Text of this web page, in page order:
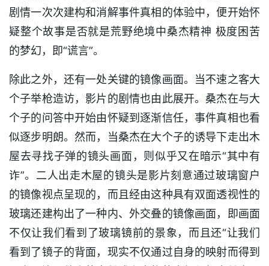
剧情一次次建构和消解事件真相的体验中，便开始怀
疑整个故事是否就是荒野绝境中桑杰精神 极度困苦
的梦幻，即“谎言”。
除此之外，还有一处关键的镜像画面。当不速之客大
个子举枪造访，影片的剧情也由此展开。桑杰在与大
个子的问答中开始由怀疑到逐渐信任，事件真相也看
似逐步明朗。然而，当桑杰在大个子的诱导下走出木
屋去寻找子弹的镜头画面，则似乎又在暗示“其中有
诈”。二人出走木屋的镜头是影片刻意通过玻璃窗户
的镜像视点呈现的，而且经由这种具有双面透视性的
玻璃还建构出了一种内、外交叠的镜像画面，即画面
不仅让我们看到了玻璃镜前的景象，而且还“让我们
看到了镜子的背面，现实不仅通过自身的映射而得到